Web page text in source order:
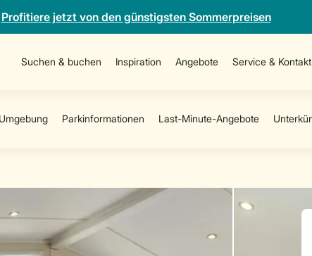
Profitiere jetzt von den günstigsten Sommerpreisen
Suchen & buchen Inspiration Angebote Service & Kontakt